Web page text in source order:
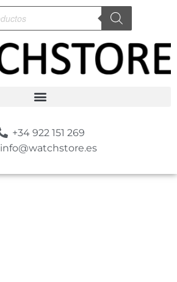
+34 922 151 269
info@watchstore.es